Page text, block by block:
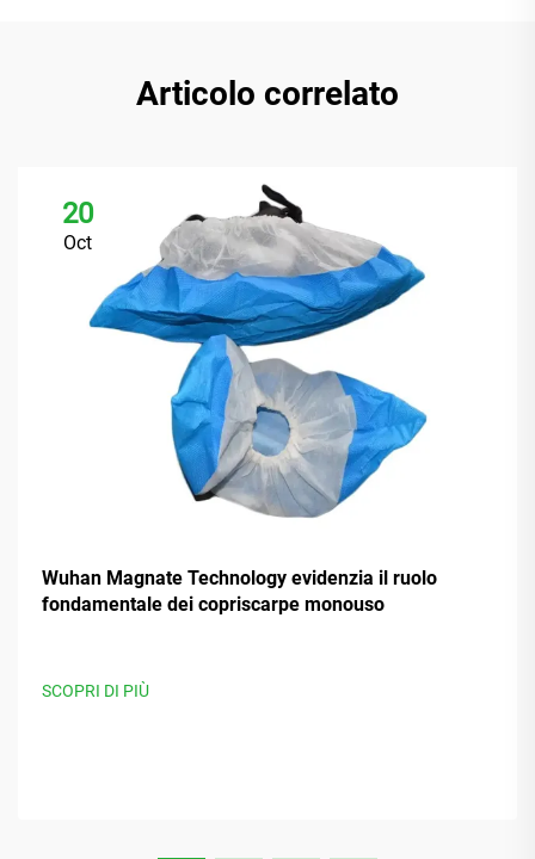
Articolo correlato
20
Oct
Wuhan Magnate Technology evidenzia il ruolo
fondamentale dei copriscarpe monouso
SCOPRI DI PIÙ